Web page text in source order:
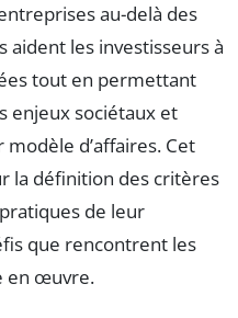
au-delà des
aident les investisseurs à
tout en permettant
enjeux sociétaux et
d’affaires. Cet
la définition des critères
de leur
que rencontrent les
en œuvre.